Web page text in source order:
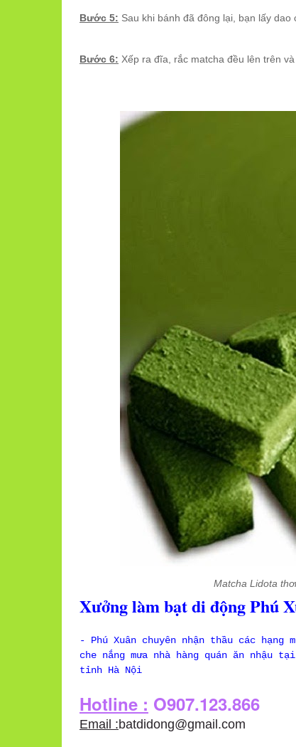
Bước 5: Sau khi bánh đã đông lại, bạn lấy
Bước 6: Xếp ra đĩa, rắc matcha đều lên trên
Matcha Lidota
Xưởng làm bạt di động Phú
- Phú Xuân chuyên nhận thầu các
che nắng mưa nhà hàng quán ăn nhậu
tỉnh Hà Nội
Hotline : O907.123.866
Email :batdidong@gmail.com